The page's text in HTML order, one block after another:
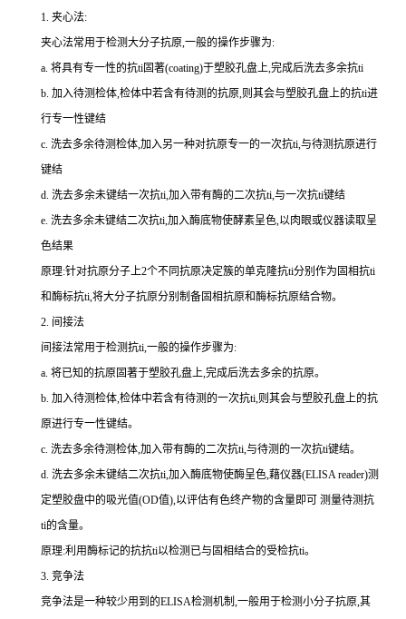
1. 夹心法:
夹心法常用于检测大分子抗原,一般的操作步骤为:
a. 将具有专一性的抗ti固著(coating)于塑胶孔盘上,完成后洗去多余抗ti
b. 加入待测检体,检体中若含有待测的抗原,则其会与塑胶孔盘上的抗ti进
行专一性键结
c. 洗去多余待测检体,加入另一种对抗原专一的一次抗ti,与待测抗原进行
键结
d. 洗去多余未键结一次抗ti,加入带有酶的二次抗ti,与一次抗ti键结
e. 洗去多余未键结二次抗ti,加入酶底物使酵素呈色,以肉眼或仪器读取呈
色结果
原理:针对抗原分子上2个不同抗原决定簇的单克隆抗ti分别作为固相抗ti
和酶标抗ti,将大分子抗原分别制备固相抗原和酶标抗原结合物。
2. 间接法
间接法常用于检测抗ti,一般的操作步骤为:
a. 将已知的抗原固著于塑胶孔盘上,完成后洗去多余的抗原。
b. 加入待测检体,检体中若含有待测的一次抗ti,则其会与塑胶孔盘上的抗
原进行专一性键结。
c. 洗去多余待测检体,加入带有酶的二次抗ti,与待测的一次抗ti键结。
d. 洗去多余未键结二次抗ti,加入酶底物使酶呈色,藉仪器(ELISA reader)测
定塑胶盘中的吸光值(OD值),以评估有色终产物的含量即可 测量待测抗
ti的含量。
原理:利用酶标记的抗抗ti以检测已与固相结合的受检抗ti。
3. 竞争法
竞争法是一种较少用到的ELISA检测机制,一般用于检测小分子抗原,其